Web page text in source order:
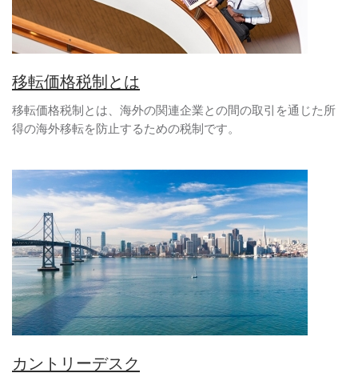
移転価格税制とは
移転価格税制とは、海外の関連企業との間の取引を通じた所
得の海外移転を防止するための税制です。
カントリーデスク